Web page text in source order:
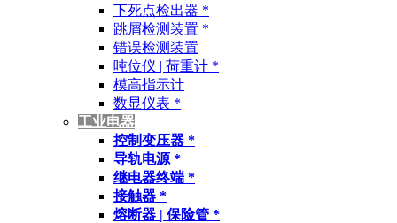
下死点检出器 *
跳屑检测装置 *
错误检测装置
吨位仪 | 荷重计 *
模高指示计
数显仪表 *
工业电器
控制变压器 *
导轨电源 *
继电器终端 *
接触器 *
熔断器 | 保险管 *